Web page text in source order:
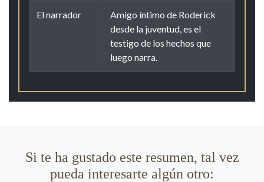
El narrador
Amigo íntimo de Roderick
desde la juventud, es el
testigo de los hechos que
luego narra.
Si te ha gustado este resumen, tal vez
pueda interesarte algún otro: